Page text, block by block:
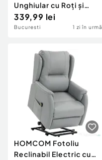
Unghiular cu Roți și
Rafturi, până la 42", Alb
339,99 lei
Bucuresti 1 zi în urmă
HOMCOM Fotoliu
Reclinabil Electric cu